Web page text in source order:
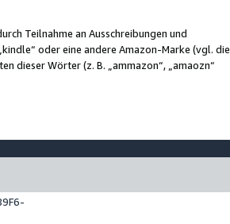
Teilnahme an Ausschreibungen und
oder eine andere Amazon-Marke (vgl. die
dieser Wörter (z. B. „ammazon“, „amaozn“